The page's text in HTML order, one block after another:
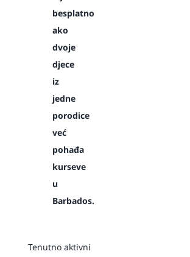
besplatno
ako
dvoje
djece
iz
jedne
porodice
već
pohađa
kurseve
u
Barbados.
Tenutno aktivni